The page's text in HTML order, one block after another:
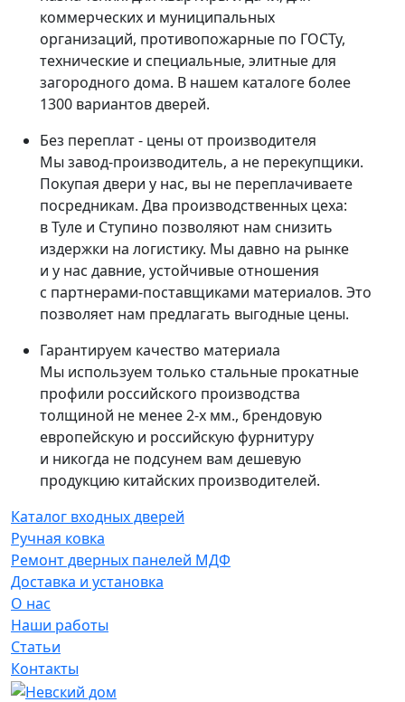
коммерческих и муниципальных
организаций, противопожарные по ГОСТу,
технические и специальные, элитные для
загородного дома. В нашем каталоге более
1300 вариантов дверей.
Без переплат - цены от производителя
Мы завод-производитель, а не перекупщики.
Покупая двери у нас, вы не переплачиваете
посредникам. Два производственных цеха:
в Туле и Ступино позволяют нам снизить
издержки на логистику. Мы давно на рынке
и у нас давние, устойчивые отношения
с партнерами-поставщиками материалов. Это
позволяет нам предлагать выгодные цены.
Гарантируем качество материала
Мы используем только стальные прокатные
профили российского производства
толщиной не менее 2-х мм., брендовую
европейскую и российскую фурнитуру
и никогда не подсунем вам дешевую
продукцию китайских производителей.
Каталог входных дверей
Ручная ковка
Ремонт дверных панелей МДФ
Доставка и установка
О нас
Наши работы
Статьи
Контакты